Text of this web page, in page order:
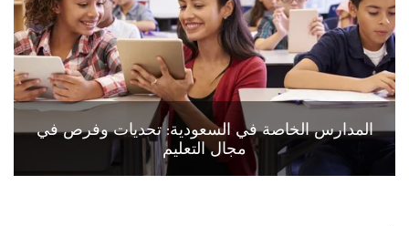
المدارس الخاصة في السعودية: تحديات وفرص في
مجال التعليم